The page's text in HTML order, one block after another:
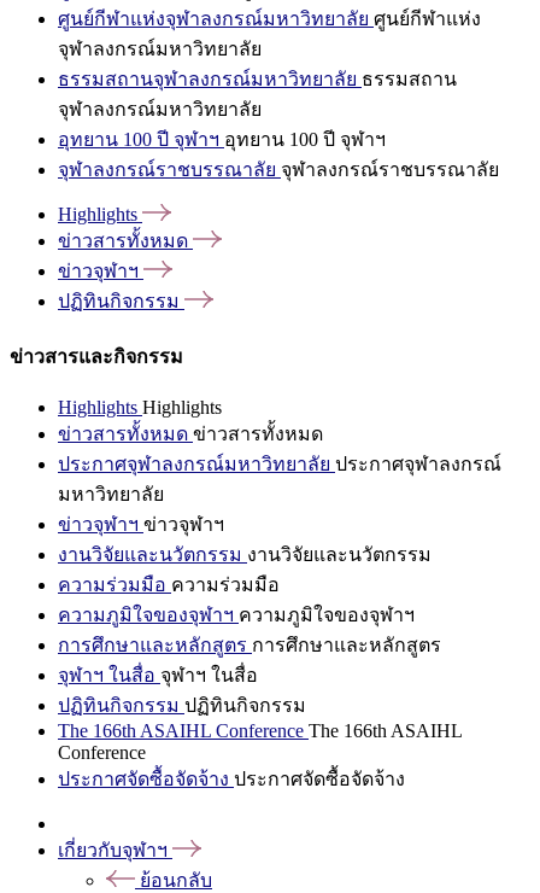
ศูนย์กีฬาแห่งจุฬาลงกรณ์มหาวิทยาลัย ศูนย์กีฬาแห่ง
จุฬาลงกรณ์มหาวิทยาลัย
ธรรมสถานจุฬาลงกรณ์มหาวิทยาลัย ธรรมสถาน
จุฬาลงกรณ์มหาวิทยาลัย
อุทยาน 100 ปี จุฬาฯ อุทยาน 100 ปี จุฬาฯ
จุฬาลงกรณ์ราชบรรณาลัย จุฬาลงกรณ์ราชบรรณาลัย
Highlights
ข่าวสารทั้งหมด
ข่าวจุฬาฯ
ปฏิทินกิจกรรม
ข่าวสารและกิจกรรม
Highlights Highlights
ข่าวสารทั้งหมด ข่าวสารทั้งหมด
ประกาศจุฬาลงกรณ์มหาวิทยาลัย ประกาศจุฬาลงกรณ์
มหาวิทยาลัย
ข่าวจุฬาฯ ข่าวจุฬาฯ
งานวิจัยและนวัตกรรม งานวิจัยและนวัตกรรม
ความร่วมมือ ความร่วมมือ
ความภูมิใจของจุฬาฯ ความภูมิใจของจุฬาฯ
การศึกษาและหลักสูตร การศึกษาและหลักสูตร
จุฬาฯ ในสื่อ จุฬาฯ ในสื่อ
ปฏิทินกิจกรรม ปฏิทินกิจกรรม
The 166th ASAIHL Conference The 166th ASAIHL
Conference
ประกาศจัดซื้อจัดจ้าง ประกาศจัดซื้อจัดจ้าง
เกี่ยวกับจุฬาฯ
ย้อนกลับ